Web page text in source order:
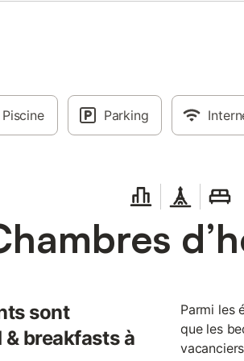
Piscine Parking
sont
breakfasts à
Parmi les
que les